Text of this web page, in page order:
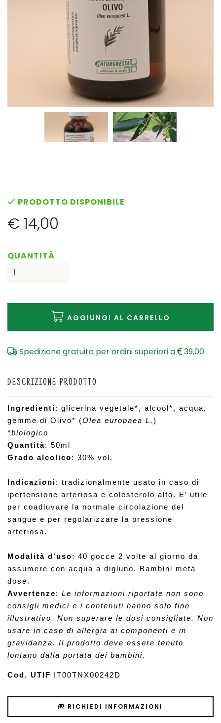
PRODOTTO DISPONIBILE
€ 14,00
QUANTITÀ
AGGIUNGI AL CARRELLO
Spedizione gratuita per ordini superiori a 39,00
DESCRIZIONE PRODOTTO
Ingredienti: glicerina vegetale*, alcool*, acqua,
gemme di Olivo* (Olea europaea L.)
*biologico
Quantità: 50ml
Grado alcolico: 30% vol.
Indicazioni:
ipertensione arteriosa e colesterolo alto. E’ utile
per coadiuvare la normale circolazione del
sangue e per regolarizzare la pressione
arteriosa.
Modalità d'uso: 40 gocce 2 volte al giorno da
assumere con acqua a digiuno. Bambini metà
dose.
Avvertenze: Le informazioni riportate non sono
consigli medici e i contenuti hanno solo fine
illustrativo. Non superare le dosi consigliate. Non
usare in caso di allergia ai componenti e in
gravidanza. Il prodotto deve essere tenuto
lontano dalla portata dei bambini.
Cod. UTIF IT00TNX00242D
RICHIEDI INFORMAZIONI